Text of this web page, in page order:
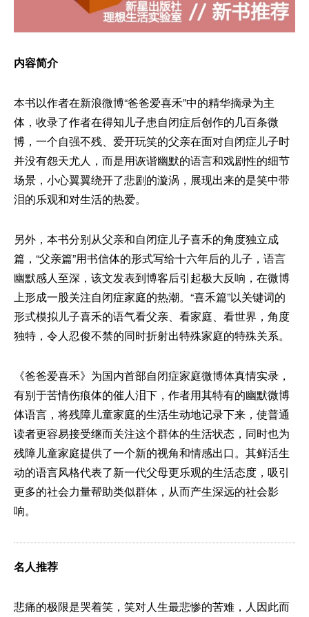
内容简介
本书以作者在新浪微博“爸爸爱喜禾”中的精华摘录为主
体，收录了作者在得知儿子患自闭症后创作的几百条微
博，一个自强不残、爱开玩笑的父亲在面对自闭症儿子时
并没有怨天尤人，而是用诙谐幽默的语言和戏剧性的细节
场景，小心翼翼绕开了悲剧的漩涡，展现出来的是笑中带
泪的乐观和对生活的热爱。
另外，本书分别从父亲和自闭症儿子喜禾的角度独立成
篇，“父亲篇”用书信体的形式写给十六年后的儿子，语言
幽默感人至深，该文发表到博客后引起极大反响，在微博
上形成一股关注自闭症家庭的热潮。“喜禾篇”以关键词的
形式模拟儿子喜禾的语气看父亲、看家庭、看世界，角度
独特，令人忍俊不禁的同时折射出特殊家庭的特殊关系。
《爸爸爱喜禾》为国内首部自闭症家庭微博体真情实录，
有别于苦情伤痕体的催人泪下，作者用其特有的幽默微博
体语言，将残障儿童家庭的生活生动地记录下来，使普通
读者更容易接受继而关注这个群体的生活状态，同时也为
残障儿童家庭提供了一个新的视角和情感出口。其鲜活生
动的语言风格代表了新一代父母更乐观的生活态度，吸引
更多的社会力量帮助类似群体，从而产生深远的社会影
响。
名人推荐
悲痛的极限是哭着笑，笑对人生最悲惨的苦难，人因此而